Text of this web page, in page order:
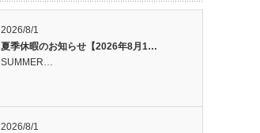
2026/8/1
夏季休暇のお知らせ【2026年8月1…
SUMMER…
2026/8/1